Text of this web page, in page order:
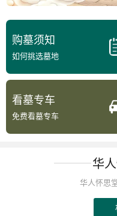
购墓须知
如何挑选墓地
看墓专车
免费看墓专车
华
华人怀思